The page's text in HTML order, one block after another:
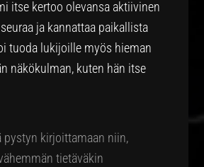
itse kertoo olevansa aktiivinen
ja kannattaa paikallista
tuoda lukijoille myös hieman
näkökulman, kuten hän itse
pystyn kirjoittamaan niin,
tietäväkin